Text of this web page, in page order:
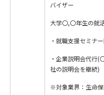
バイザー
大学〇,〇年生の就
・就職支援セミナ
・企業説明会代行(
社の説明会を継続)
※対象業界：生命保